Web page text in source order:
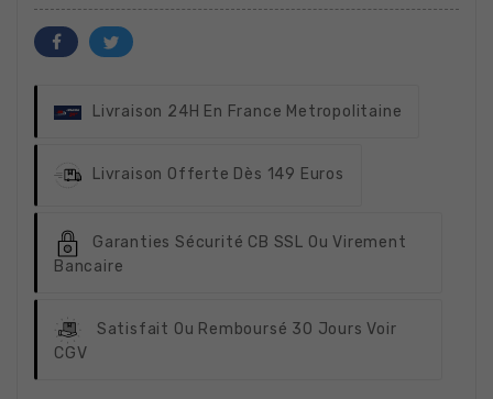
Livraison 24H En France Metropolitaine
Livraison Offerte Dès 149 Euros
Garanties Sécurité CB SSL Ou Virement
Bancaire
Satisfait Ou Remboursé 30 Jours Voir
CGV